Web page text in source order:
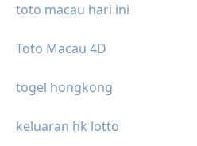
toto macau hari ini
Toto Macau 4D
togel hongkong
keluaran hk lotto